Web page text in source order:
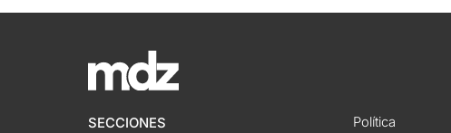
SECCIONES
Política